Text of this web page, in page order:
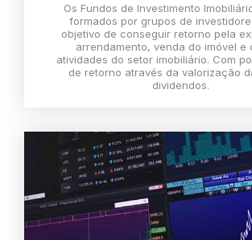
Os Fundos de Investimento
formados por grupos de
objetivo de conseguir retorno pela
arrendamento, venda do imóvel e
atividades do setor imobiliário. Com
de retorno através da valorização
dividendos.